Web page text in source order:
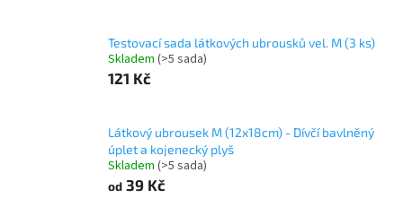
Testovací sada látkových ubrousků vel. M (3 ks)
Skladem (>5 sada)
121 Kč
Látkový ubrousek M (12x18cm) - Dívčí bavlněný
úplet a kojenecký plyš
Skladem (>5 sada)
od 39 Kč